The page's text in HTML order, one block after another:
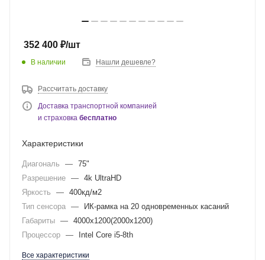
352 400 ₽/шт
В наличии Нашли дешевле?
Рассчитать доставку
Доставка транспортной компанией
и страховка бесплатно
Характеристики
Диагональ — 75"
Разрешение — 4k UltraHD
Яркость
— 400кд/м2
Тип сенсора —
ИК-рамка на 20 одновременных касаний
Габариты — 4000х1200(2000х1200)
Процессор — Intel Core i5-8th
Все характеристики